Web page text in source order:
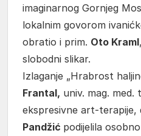
imaginarnog Gornjeg
lokalnim govorom
obratio i prim. Oto Kraml
slobodni slikar.
Izlaganje „Hrabrost
Frantal, univ. mag.
ekspresivne art-terapije,
Pandžić podijelila